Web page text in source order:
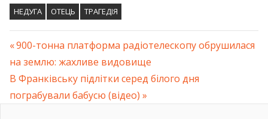
НЕДУГА ОТЕЦЬ ТРАГЕДІЯ
Навігація
записів
Previous
Post:
900-тонна платформа радіотелескопу обрушилася
на землю: жахливе видовище
Next
Post:
В Франківську підлітки серед білого дня
пограбували бабусю (відео)